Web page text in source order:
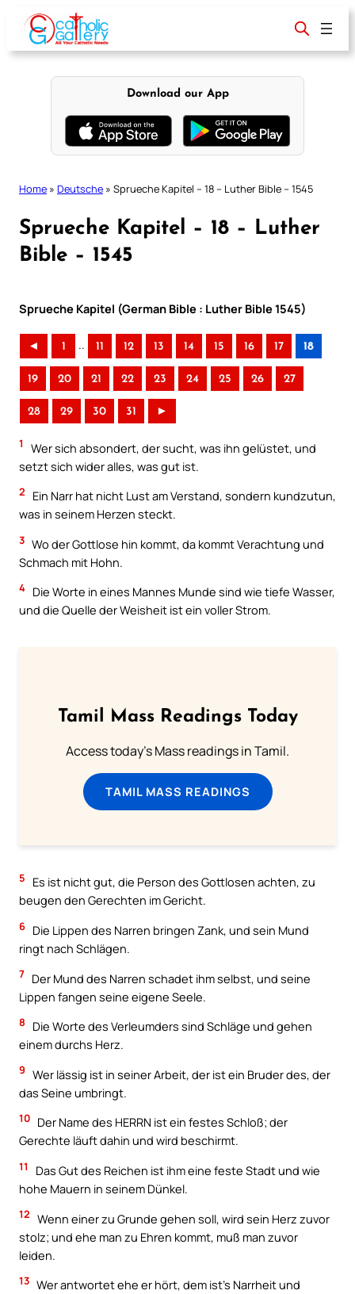
content
Download our App
Home » Deutsche » Sprueche Kapitel – 18 – Luther Bible – 1545
Sprueche Kapitel – 18 – Luther
Bible – 1545
Sprueche Kapitel (German Bible : Luther Bible 1545)
◄ 1 .. 11 12 13 14 15 16 17 18
19 20 21 22 23 24 25 26 27
28 29 30 31 ►
1
Wer sich absondert, der sucht, was ihn gelüstet, und
setzt sich wider alles, was gut ist.
2
Ein Narr hat nicht Lust am Verstand, sondern kundzutun,
was in seinem Herzen steckt.
3 Wo der Gottlose hin kommt, da kommt Verachtung und
Schmach mit Hohn.
4 Die Worte in eines Mannes Munde sind wie tiefe Wasser,
und die Quelle der Weisheit ist ein voller Strom.
Tamil Mass Readings Today
Access today's Mass readings in Tamil.
TAMIL MASS READINGS
5
Es ist nicht gut, die Person des Gottlosen achten, zu
beugen den Gerechten im Gericht.
6 Die Lippen des Narren bringen Zank, und sein Mund
ringt nach Schlägen.
7 Der Mund des Narren schadet ihm selbst, und seine
Lippen fangen seine eigene Seele.
8
Die Worte des Verleumders sind Schläge und gehen
einem durchs Herz.
9 Wer lässig ist in seiner Arbeit, der ist ein Bruder des, der
das Seine umbringt.
10 Der Name des HERRN ist ein festes Schloß; der
Gerechte läuft dahin und wird beschirmt.
11
Das Gut des Reichen ist ihm eine feste Stadt und wie
hohe Mauern in seinem Dünkel.
12 Wenn einer zu Grunde gehen soll, wird sein Herz zuvor
stolz; und ehe man zu Ehren kommt, muß man zuvor
leiden.
13 Wer antwortet ehe er hört, dem ist’s Narrheit und